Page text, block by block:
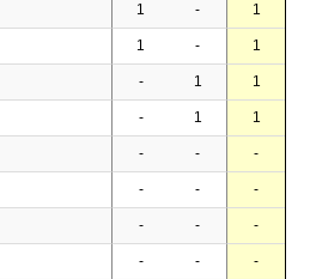
1 - 1
1 - 1
- 1 1
- 1 1
- - -
- - -
- - -
- - -